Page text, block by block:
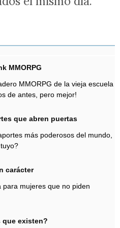
MMORPG
MMORPG de la vieja escuela
de antes, pero mejor!
que abren puertas
más poderosos del mundo,
carácter
para mujeres que no piden
que existen?